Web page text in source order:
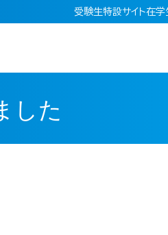
受験生特設サイト在学
した